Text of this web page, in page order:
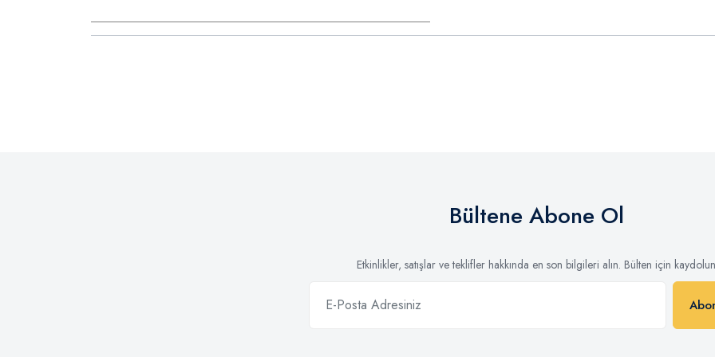
Bültene Abone Ol
Etkinlikler, satışlar ve teklifler hakkında en son bilgileri alın. Bülten için kaydolun